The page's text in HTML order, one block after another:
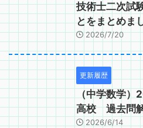
技術士二次試
とをまとめま
2026/7/20
更新履歴
（中学数学
高校 過去問
2026/6/14